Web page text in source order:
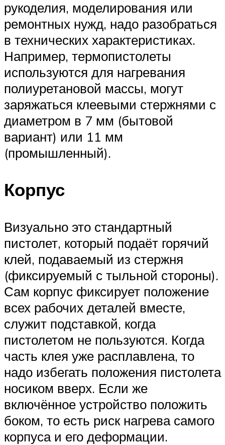
рукоделия, моделирования или
ремонтных нужд, надо разобраться
в технических характеристиках.
Например, термопистолеты
используются для нагревания
полиуретановой массы, могут
заряжаться клеевыми стержнями с
диаметром в 7 мм (бытовой
вариант) или 11 мм
(промышленный).
Корпус
Визуально это стандартный
пистолет, который подаёт горячий
клей, подаваемый из стержня
(фиксируемый с тыльной стороны).
Сам корпус фиксирует положение
всех рабочих деталей вместе,
служит подставкой, когда
пистолетом не пользуются. Когда
часть клея уже расплавлена, то
надо избегать положения пистолета
носиком вверх. Если же
включённое устройство положить
боком, то есть риск нагрева самого
корпуса и его деформации.